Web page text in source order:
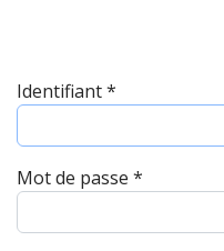
Identifiant*
Mot de passe *